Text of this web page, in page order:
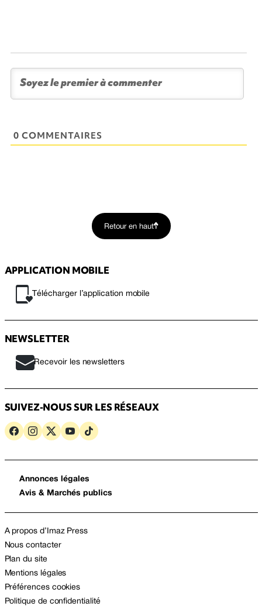
0 COMMENTAIRES
Retour en haut
APPLICATION MOBILE
Télécharger l’application mobile
NEWSLETTER
Recevoir les newsletters
SUIVEZ-NOUS SUR LES RÉSEAUX
Annonces légales
Avis & Marchés publics
A propos d’Imaz Press
Nous contacter
Plan du site
Mentions légales
Préférences cookies
Politique de confidentialité